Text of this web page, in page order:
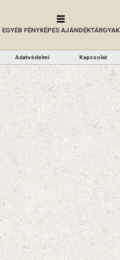
EGYÉB FÉNYKÉPES AJÁNDÉKTÁRGYAK
Adatvédelmi Kapcsolat